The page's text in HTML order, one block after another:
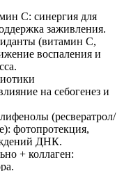
C: синергия для
заживления.
(витамин C,
воспаления и
на себогенез и
(ресвератрол/
фотопротекция,
ДНК.
+ коллаген: